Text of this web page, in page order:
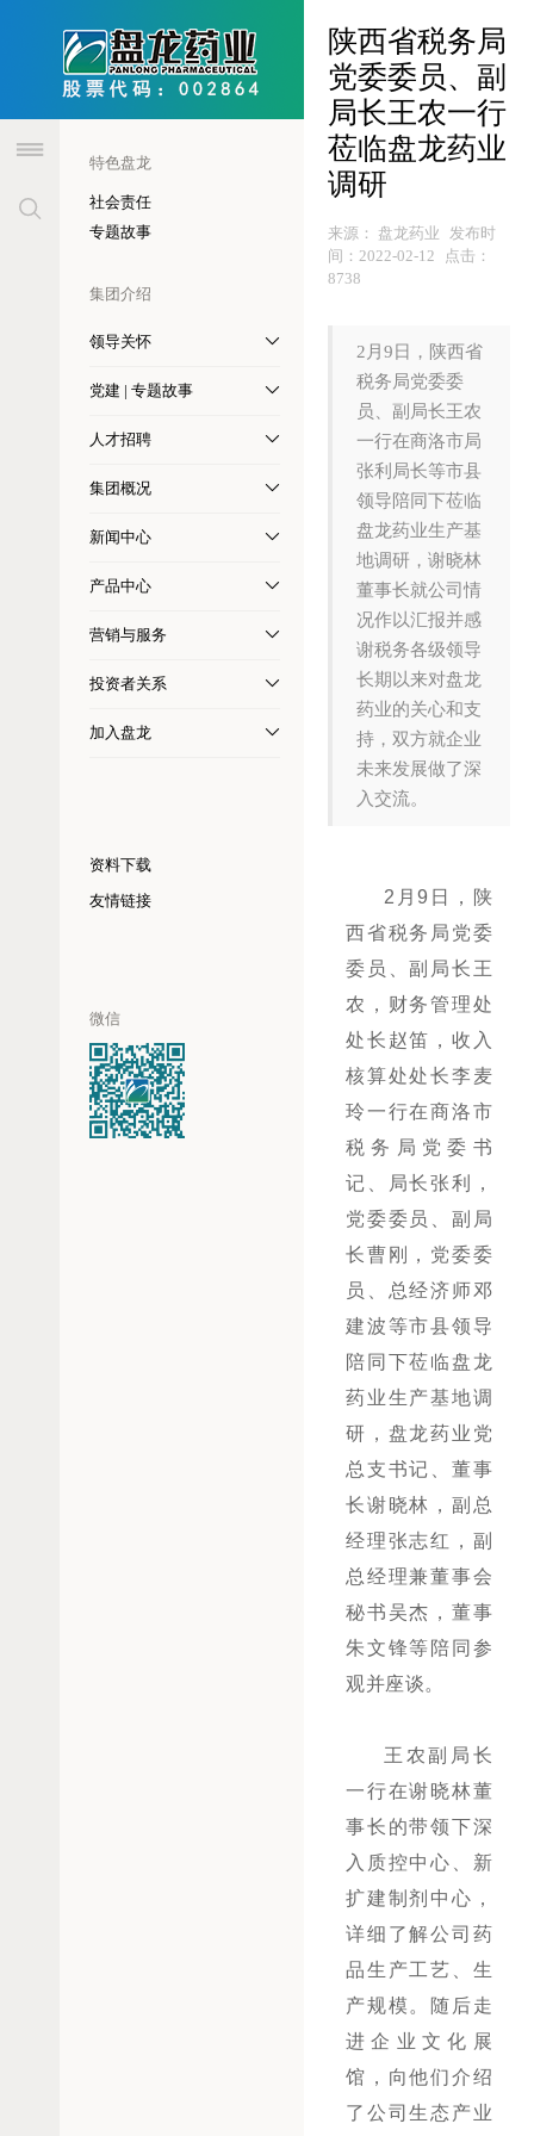
特色盘龙
社会责任
专题故事
集团介绍
领导关怀
党建 | 专题故事
人才招聘
集团概况
新闻中心
产品中心
营销与服务
投资者关系
加入盘龙
资料下载
友情链接
微信
陕西省税务局
党委委员、副
局长王农一行
莅临盘龙药业
调研
来源： 盘龙药业 发布时
间： 2022-02-12
点击：
8738
2月9日，陕西省
税务局党委委
员、副局长王农
一行在商洛市局
张利局长等市县
领导陪同下莅临
盘龙药业生产基
地调研，谢晓林
董事长就公司情
况作以汇报并感
谢税务各级领导
长期以来对盘龙
药业的关心和支
持，双方就企业
未来发展做了深
入交流。
2月9日，陕
西省税务局党委
委员、副局长王
农，财务管理处
处长赵笛，收入
核算处处长李麦
玲一行在商洛市
税务局党委书
记、局长张利，
党委委员、副局
长曹刚，党委委
员、总经济师邓
建波等市县领导
陪同下莅临盘龙
药业生产基地调
研，盘龙药业党
总支书记、董事
长谢晓林，副总
经理张志红，副
总经理兼董事会
秘书吴杰，董事
朱文锋等陪同参
观并座谈。
王农副局长
一行在谢晓林董
事长的带领下深
入质控中心、新
扩建制剂中心，
详细了解公司药
品生产工艺、生
产规模。随后走
进企业文化展
馆，向他们介绍
了公司生态产业